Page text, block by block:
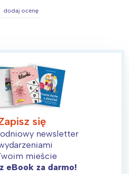
dodaj ocenę
się
newsletter
mieście
eBook za darmo!